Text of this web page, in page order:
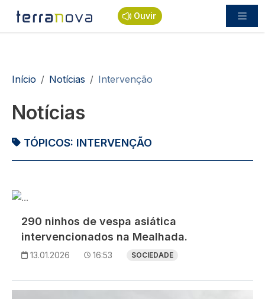
Passar para o conteúdo principal
Ouvir
Navegação estrutural
Início Notícias Intervenção
Notícias
TÓPICOS: INTERVENÇÃO
Imagem
290 ninhos de vespa asiática
intervencionados na Mealhada.
13.01.2026 16:53 SOCIEDADE